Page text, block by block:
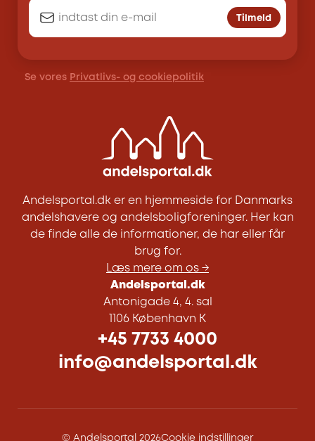
Tilmeld
Se vores Privatlivs- og cookiepolitik
Andelsportal.dk er en hjemmeside for Danmarks
andelshavere og andelsboligforeninger. Her kan
de finde alle de informationer, de har eller får
brug for.
Læs mere om os →
Andelsportal.dk
Antonigade 4, 4. sal
1106 København K
+45 7733 4000
info@andelsportal.dk
© Andelsportal 2026Cookie indstillinger